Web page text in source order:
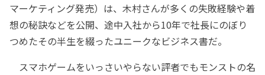
マーケティング発売）は、木村さんが多くの失敗経験や着
想の秘訣などを公開、途中入社から10年で社長にのぼり
つめたその半生を綴ったユニークなビジネス書だ。
スマホゲームをいっさいやらない評者でもモンストの名